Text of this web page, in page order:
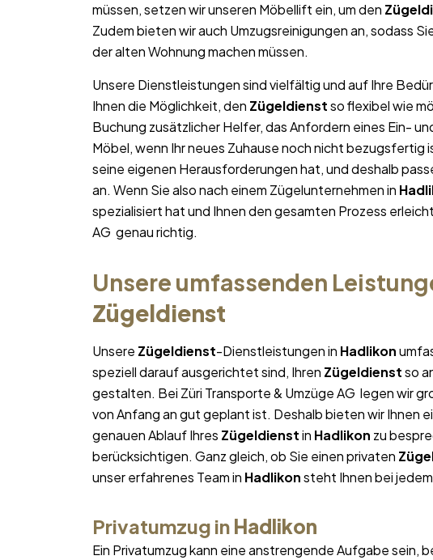
müssen, setzen wir unseren Möbellift ein, um den
Zudem bieten wir auch Umzugsreinigungen an, sodass
der alten Wohnung machen müssen.
Unsere Dienstleistungen sind vielfältig und auf Ihre
Ihnen die Möglichkeit, den Zügeldienstso flexibel wie
Buchung zusätzlicher Helfer, das Anfordern eines Ein-
Möbel, wenn Ihr neues Zuhause noch nicht bezugsfertig
seine eigenen Herausforderungen hat, und deshalb
an. Wenn Sie also nach einem Zügelunternehmen in
spezialisiert hat und Ihnen den gesamten Prozess
AG genau richtig.
Unsere umfassenden
Zügeldienst
Unsere Zügeldienst-Dienstleistungen in Hadlikon
speziell darauf ausgerichtet sind, Ihren Zügeldienstso
gestalten. Bei Züri Transporte & Umzüge AG legen wir
von Anfang an gut geplant ist. Deshalb bieten wir Ihnen
genauen Ablauf Ihres Zügeldienstin Hadlikon zu
berücksichtigen. Ganz gleich, ob Sie einen privaten
unser erfahrenes Team in Hadlikonsteht Ihnen bei
Privatumzug in Hadlikon
Ein Privatumzug kann eine anstrengende Aufgabe sein,